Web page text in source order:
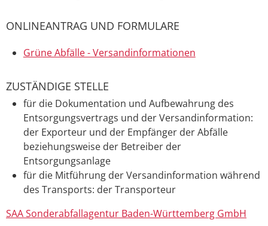
ONLINEANTRAG UND FORMULARE
Grüne Abfälle - Versandinformationen
ZUSTÄNDIGE STELLE
für die Dokumentation und Aufbewahrung des
Entsorgungsvertrags und der Versandinformation:
der Exporteur und der Empfänger der Abfälle
beziehungsweise der Betreiber der
Entsorgungsanlage
für die Mitführung der Versandinformation während
des Transports: der Transporteur
SAA Sonderabfallagentur Baden-Württemberg GmbH